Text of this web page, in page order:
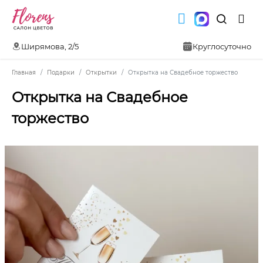
Ширямова, 2/5 Круглосуточно
Главная Подарки Открытки Открытка на Свадебное торжество
Открытка на Свадебное
торжество